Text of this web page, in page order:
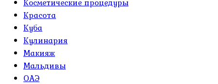
Красота
Куба
Кулинария
Макияж
Мальдивы
ОАЭ